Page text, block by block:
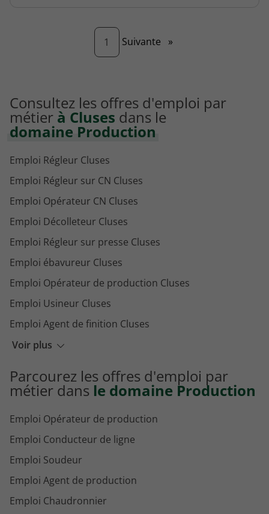
1 Page
Suivante »
Consultez les offres d'emploi par
métier à Cluses dans le
domaine Production
Voir plus
Emploi Régleur Cluses
Emploi Régleur sur CN Cluses
Emploi Opérateur CN Cluses
Emploi Décolleteur Cluses
Emploi Régleur sur presse Cluses
Emploi ébavureur Cluses
Emploi Opérateur de production Cluses
Emploi Usineur Cluses
Emploi Agent de finition Cluses
Emploi Galvanoplaste Cluses
Emploi Technicien de maintenance Cluses
Parcourez les offres d'emploi par
métier dans le domaine Production
Emploi Opérateur de production
Emploi Conducteur de ligne
Emploi Soudeur
Emploi Agent de production
Emploi Chaudronnier